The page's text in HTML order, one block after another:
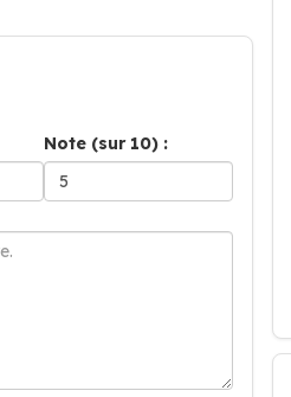
Note (sur 10) :